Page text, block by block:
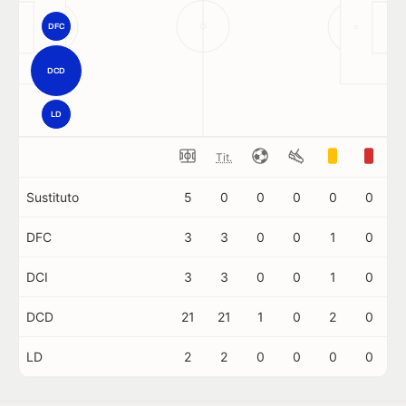
DCD
DFC
LD
Tit.
Sustituto 5 0 0 0 0 0
DFC 3 3 0 0 1 0
DCI 3 3 0 0 1 0
DCD 21 21 1 0 2 0
LD 2 2 0 0 0 0